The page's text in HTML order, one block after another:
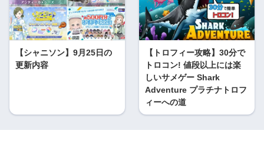
【シャニソン】9月25日の
更新内容
【トロフィー攻略】30分で
トロコン! 値段以上には楽
しいサメゲー Shark
Adventure プラチナトロフ
ィーへの道